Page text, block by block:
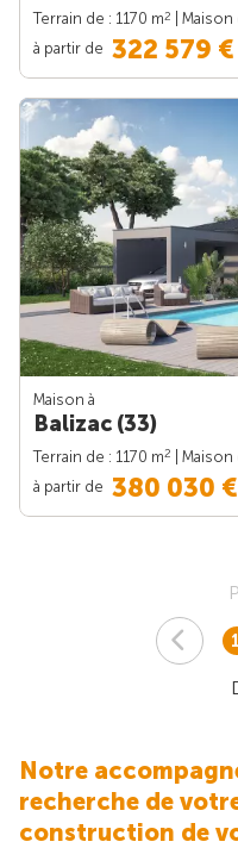
Terrain de : 1170 m2 |
à partir de 322 579 €
Maison à
Balizac (33)
Terrain de : 1170 m2 |
à partir de 380 030 €
Notre
recherche de
construction de